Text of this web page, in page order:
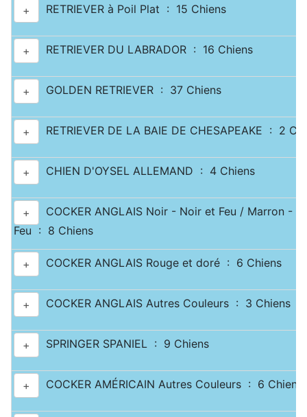
+ RETRIEVER à Poil Plat : 15 Chiens
+ RETRIEVER DU LABRADOR : 16 Chiens
+ GOLDEN RETRIEVER : 37 Chiens
+ RETRIEVER DE LA BAIE DE CHESAPEAKE : 2
+ CHIEN D'OYSEL ALLEMAND : 4 Chiens
+
COCKER ANGLAIS Noir - Noir et Feu / Marron -
Feu : 8 Chiens
+ COCKER ANGLAIS Rouge et doré : 6 Chiens
+ COCKER ANGLAIS Autres Couleurs : 3 Chiens
+ SPRINGER SPANIEL : 9 Chiens
+ COCKER AMÉRICAIN Autres Couleurs : 6 Chiens